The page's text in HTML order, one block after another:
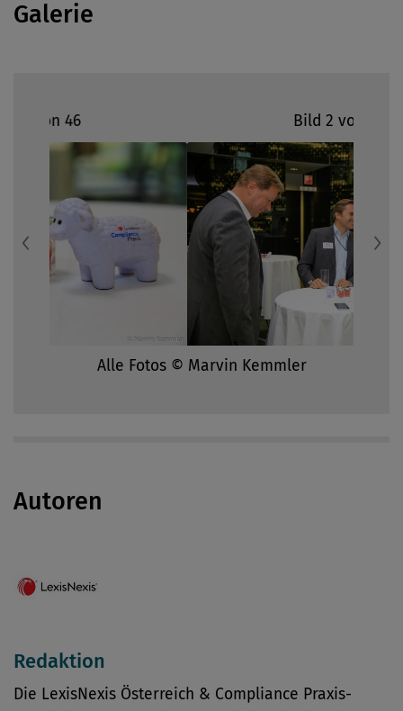
Galerie
Alle Fotos © Marvin Kemmler
Previous
Autoren
Redaktion
Die LexisNexis Österreich & Compliance Praxis-